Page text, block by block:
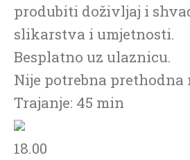
produbiti doživljaj i
slikarstva i umjetnosti.
Besplatno uz ulaznicu.
Nije potrebna prethodna
Trajanje: 45 min
18.00